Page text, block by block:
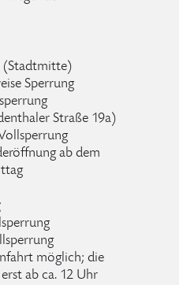
(Stadtmitte)
Sperrung
Straße 19a)
ab dem
möglich; die
ab ca. 12 Uhr